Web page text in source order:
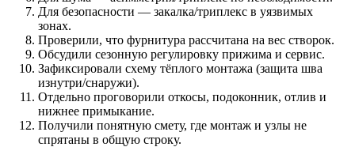
Для безопасности — закалка/триплекс в уязвимых
зонах.
Проверили, что фурнитура рассчитана на вес створок.
Обсудили сезонную регулировку прижима и сервис.
Зафиксировали схему тёплого монтажа (защита шва
изнутри/снаружи).
Отдельно проговорили откосы, подоконник, отлив и
нижнее примыкание.
Получили понятную смету, где монтаж и узлы не
спрятаны в общую строку.